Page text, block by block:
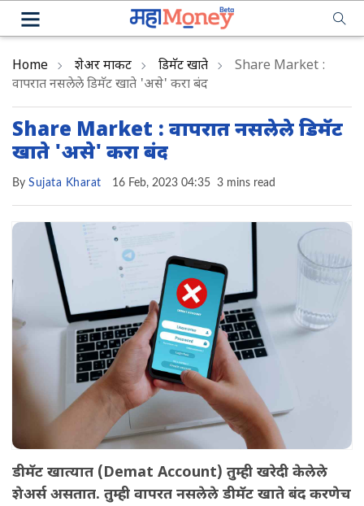
Home शेअर मार्केट डिमॅट खाते
Share Market :
वापरात नसलेले डिमॅट खाते 'असे' करा बंद
Share Market : वापरात नसलेले डिमॅट
खाते 'असे' करा बंद
By Sujata Kharat 16 Feb, 2023 04:35 3 mins read
डीमॅट खात्यात (Demat Account) तुम्ही खरेदी केलेले
शेअर्स असतात. तुम्ही वापरत नसलेले डीमॅट खाते बंद करणेच